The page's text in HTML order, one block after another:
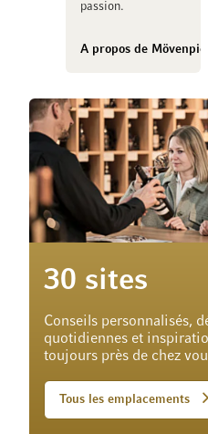
passion.
A propos de
30 sites
Conseils personnalisés,
quotidiennes et
toujours près de chez
Tous les emplacements